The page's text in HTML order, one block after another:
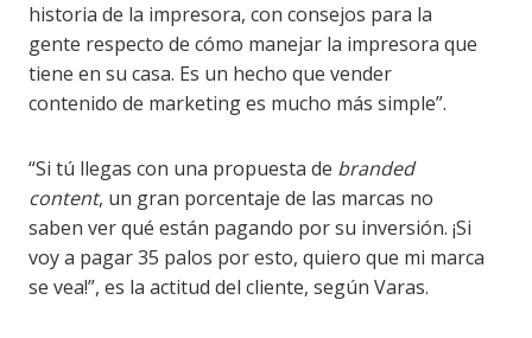
historia de la impresora, con consejos para la
gente respecto de cómo manejar la impresora que
tiene en su casa. Es un hecho que vender
contenido de marketing es mucho más simple”.
“Si tú llegas con una propuesta de branded
content, un gran porcentaje de las marcas no
saben ver qué están pagando por su inversión. ¡Si
voy a pagar 35 palos por esto, quiero que mi marca
se vea!”, es la actitud del cliente, según Varas.